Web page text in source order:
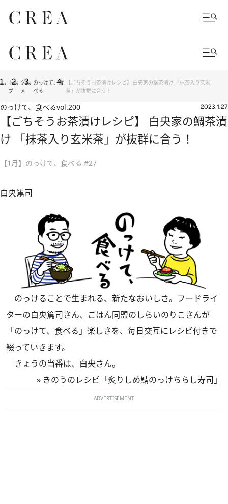
トッ
プ
グル
メ
のっけて、食
べる
【ごちそうお茶漬けレシピ】 白央家の鯛茶漬け 「抹茶入り玄米
茶」が抜群に合う！
のっけて、食べるvol.200 2023.1.27
【ごちそうお茶漬けレシピ】 白央家の鯛茶漬
け 「抹茶入り玄米茶」が抜群に合う！
【1月】のっけて、食べる #27
白央篤司
のっけることで生まれる、新たなおいしさ。フードライ
ターの白央篤司さん、ごはん同盟のしらいのりこさんが
「のっけて、食べる」楽しさを、毎日交互にレシピ付きで
綴っていきます。
きょうの当番は、白央さん。
» きのうのレシピ「炙りしめ鯖のっけちらし寿司」
ADVERTISEMENT